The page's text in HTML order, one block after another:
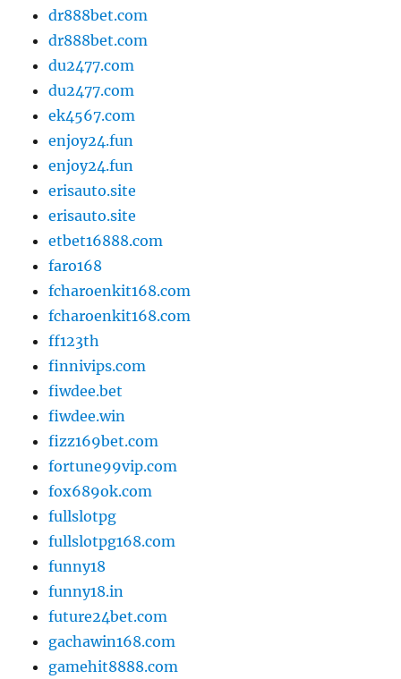
dr888bet.com
dr888bet.com
du2477.com
du2477.com
ek4567.com
enjoy24.fun
enjoy24.fun
erisauto.site
erisauto.site
etbet16888.com
faro168
fcharoenkit168.com
fcharoenkit168.com
ff123th
finnivips.com
fiwdee.bet
fiwdee.win
fizz169bet.com
fortune99vip.com
fox689ok.com
fullslotpg
fullslotpg168.com
funny18
funny18.in
future24bet.com
gachawin168.com
gamehit8888.com